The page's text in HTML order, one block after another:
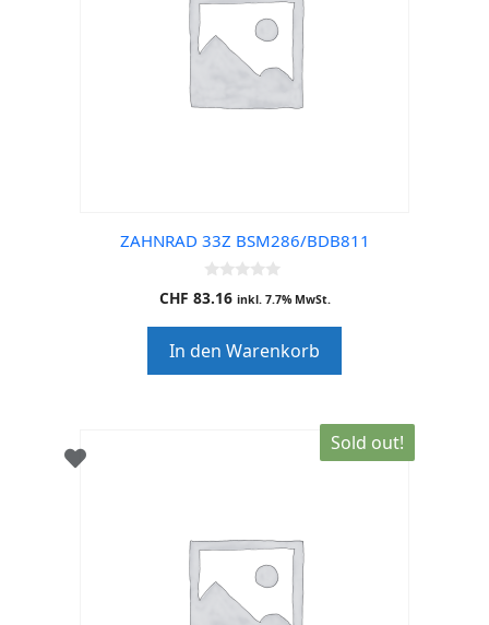
ZAHNRAD 33Z BSM286/BDB811
0
o
o
f
5
CHF 83.16 inkl. 7.7% MwSt.
In den Warenkorb
Sold out!